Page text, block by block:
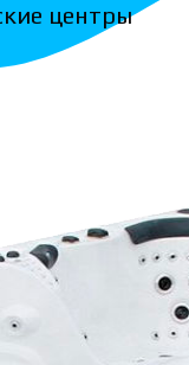
центры